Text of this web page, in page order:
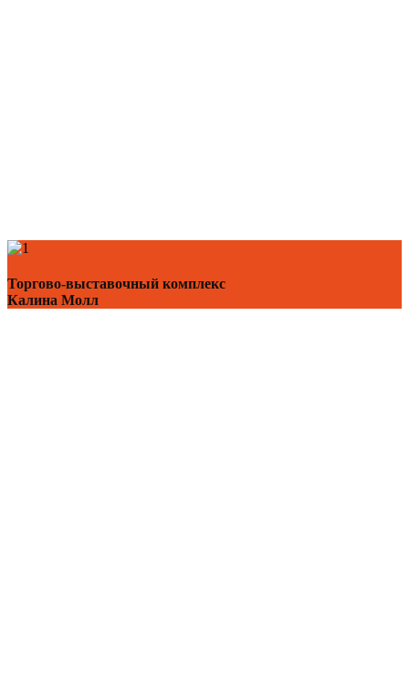
Торгово-выставочный комплекс
Калина Молл